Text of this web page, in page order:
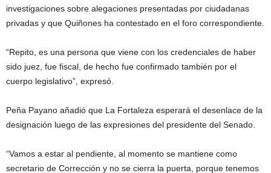
investigaciones sobre alegaciones presentadas por ciudadanas
privadas y que Quiñones ha contestado en el foro correspondiente.
“Repito, es una persona que viene con los credenciales de haber
sido juez, fue fiscal, de hecho fue confirmado también por el
cuerpo legislativo”, expresó.
Peña Payano añadió que La Fortaleza esperará el desenlace de la
designación luego de las expresiones del presidente del Senado.
“Vamos a estar al pendiente, al momento se mantiene como
secretario de Corrección y no se cierra la puerta, porque tenemos